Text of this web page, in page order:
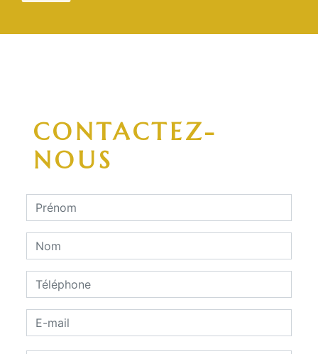
CONTACTEZ-
NOUS